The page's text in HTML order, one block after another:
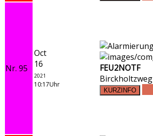
Nr. 95
Oct
16
2021
10:17Uhr
FEU2NOTF
Birckholtzweg